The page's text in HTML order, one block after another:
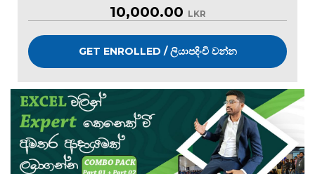
10,000.00 LKR
GET ENROLLED / ලියාපදිංචි වන්න